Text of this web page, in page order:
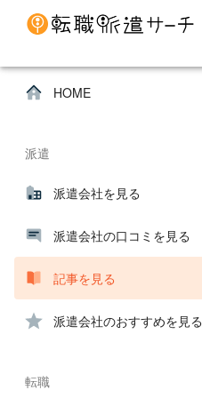
HOME
派遣
派遣会社を見る
派遣会社の口コミを見る
記事を見る
派遣会社のおすすめを見る
転職